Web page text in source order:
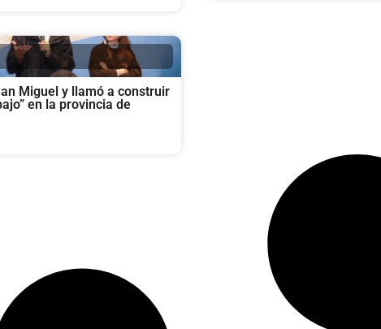
Miguel y llamó a construir
en la provincia de